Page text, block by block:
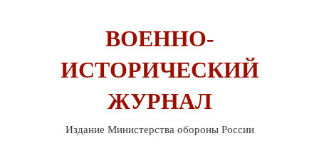
ВОЕННО-
ИСТОРИЧЕСКИЙ
ЖУРНАЛ
Издание Министерства обороны России